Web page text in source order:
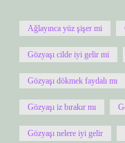
Ağlayınca yüz şişer mi
Gözyaşı cilde iyi gelir mi
Gözyaşı dökmek faydalı mı
Gözyaşı iz bırakır mı
Gözyaşı nelere iyi gelir